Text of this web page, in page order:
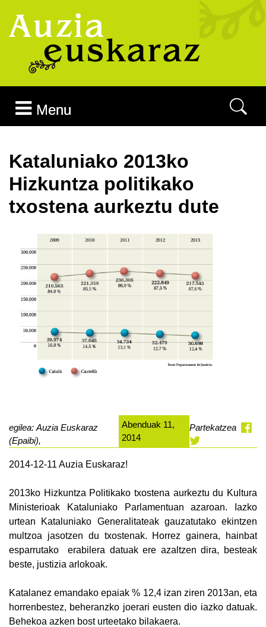
Menu
Kataluniako 2013ko
Hizkuntza politikako
txostena aurkeztu dute
egilea: Auzia Euskaraz
(Epaibi),
Abenduak 11,
2014
Partekatzea
2014-12-11 Auzia Euskaraz!
2013ko Hizkuntza Politikako txostena aurkeztu du Kultura
Ministerioak Kataluniako Parlamentuan azaroan. Iazko
urtean Kataluniako Generalitateak gauzatutako ekintzen
multzoa jasotzen du txostenak. Horrez gainera, hainbat
esparrutako erabilera datuak ere azaltzen dira, besteak
beste, justizia arlokoak.
Katalanez emandako epaiak % 12,4 izan ziren 2013an, eta
horrenbestez, beheranzko joerari eusten dio iazko datuak.
Behekoa azken bost urteetako bilakaera.